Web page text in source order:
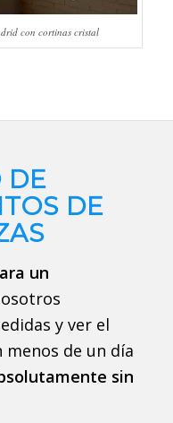
con cortinas cristal
DE
DE
un
y ver el
menos de un día
sin